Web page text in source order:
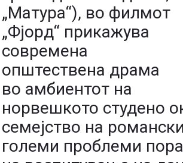
„Матура“), во филмот
„Фјорд“ прикажува
современа
општествена драма
во амбиентот на
норвешкото студено
семејство на
големи проблеми